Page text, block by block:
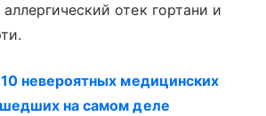
отек гортани и
10 невероятных медицинских
на самом деле